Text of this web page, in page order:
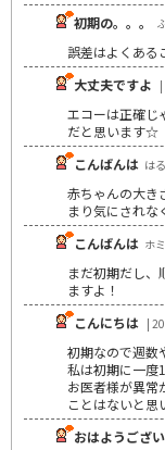
初期の。。。
誤差はよくある
大丈夫ですよ
エコーは正確じ
だと思います☆
こんばんは は
赤ちゃんの大き
まり気にされな
こんばんは ホ
まだ初期だし、
ますよ！
こんにちは |
初期なので週
私は初期に一度
お医者様が異常
ことはないと
おはようござい